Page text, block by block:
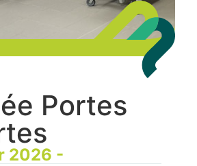
Portes
2026 -